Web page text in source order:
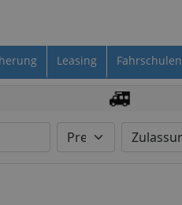
Leasing Fahrschulen